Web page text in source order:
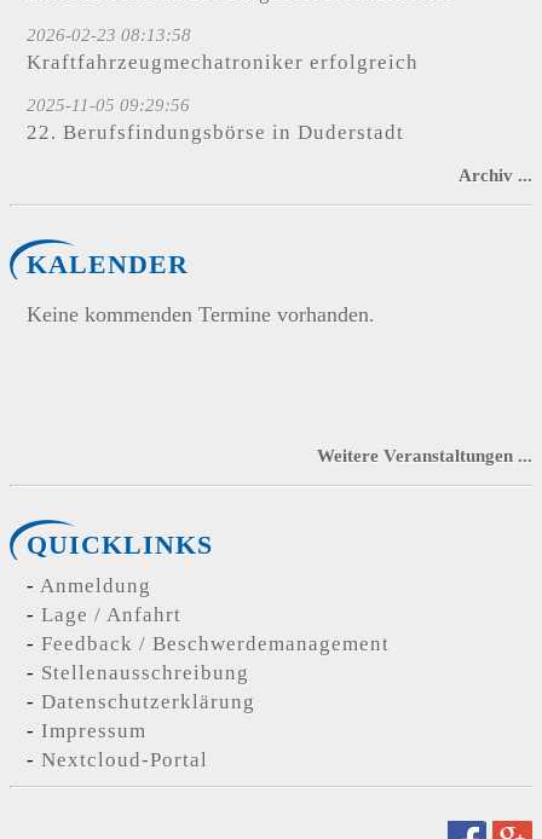
2026-02-23 08:13:58
Kraftfahrzeugmechatroniker erfolgreich
2025-11-05 09:29:56
22. Berufsfindungsbörse in Duderstadt
Archiv ...
KALENDER
Keine kommenden Termine vorhanden.
Weitere Veranstaltungen ...
QUICKLINKS
Anmeldung
Lage / Anfahrt
Feedback / Beschwerdemanagement
Stellenausschreibung
Datenschutzerklärung
Impressum
Nextcloud-Portal